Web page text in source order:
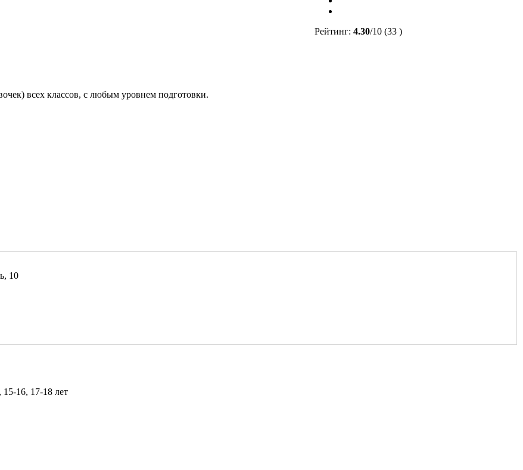
Рейтинг: 4.30/10 (33 )
всех классов, с любым уровнем подготовки.
10
15-16, 17-18 лет